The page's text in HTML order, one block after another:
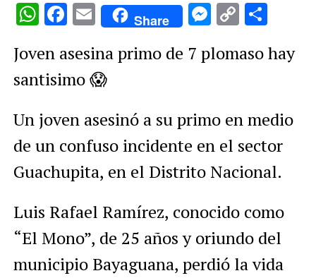
WhatsApp
Facebook
EmailShare
Copy
Joven asesina primo de 7 plomaso hay
santisimo 😱
Un joven asesinó a su primo en medio
de un confuso incidente en el sector
Guachupita, en el Distrito Nacional.
Luis Rafael Ramírez, conocido como
“El Mono”, de 25 años y oriundo del
municipio Bayaguana, perdió la vida